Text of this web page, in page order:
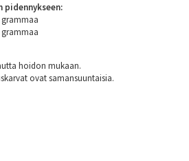
pidennykseen:
grammaa
grammaa
hoidon mukaan.
ovat samansuuntaisia.